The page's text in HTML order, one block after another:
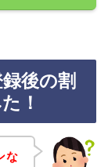
後の割
！
な